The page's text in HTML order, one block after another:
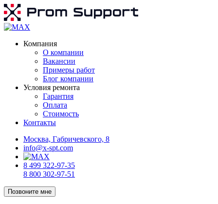
Компания
О компании
Вакансии
Примеры работ
Блог компании
Условия ремонта
Гарантия
Оплата
Стоимость
Контакты
Москва, Габричевского, 8
info@x-spt.com
8 499 322-97-35
8 800 302-97-51
Позвоните мне